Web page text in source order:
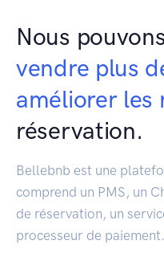
Nous
vendre plus
améliorer les
réservation.
Bellebnb est une
comprend un PMS, un
de réservation, un
processeur de paiement.